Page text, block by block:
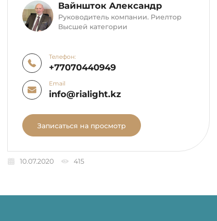
Вайншток Александр
Руководитель компании. Риелтор
Высшей категории
Телефон:
+77070440949
Email
info@rialight.kz
Записаться на просмотр
10.07.2020 415